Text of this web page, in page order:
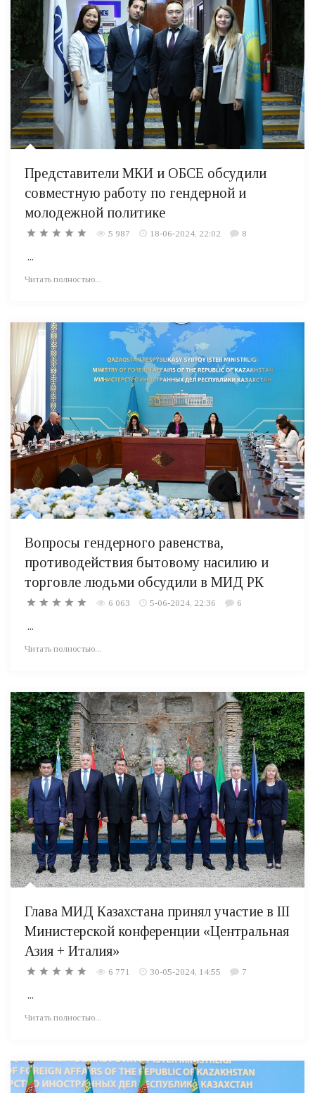
Представители МКИ и ОБСЕ обсудили
совместную работу по гендерной и
молодежной политике
5 987 18-06-2024, 22:02 8
...
Читать полностью...
Вопросы гендерного равенства,
противодействия бытовому насилию и
торговле людьми обсудили в МИД РК
6 063 5-06-2024, 22:36 6
...
Читать полностью...
Глава МИД Казахстана принял участие в III
Министерской конференции «Центральная
Азия + Италия»
6 771 30-05-2024, 14:55 7
...
Читать полностью...